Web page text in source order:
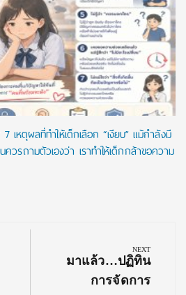
7 เหตุผลที่ทำให้เด็กเลือก “เงียบ” แม้กำลังมี
วรถามตัวเองว่า เราทำให้เด็กกล้าขอความ
NEXT
Next
Post:
มาแล้ว…ปฏิทิน
การจัดการ